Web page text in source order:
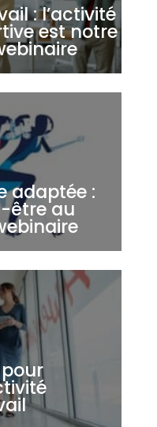
: l’activité
est notre
adaptée :
être au
pour